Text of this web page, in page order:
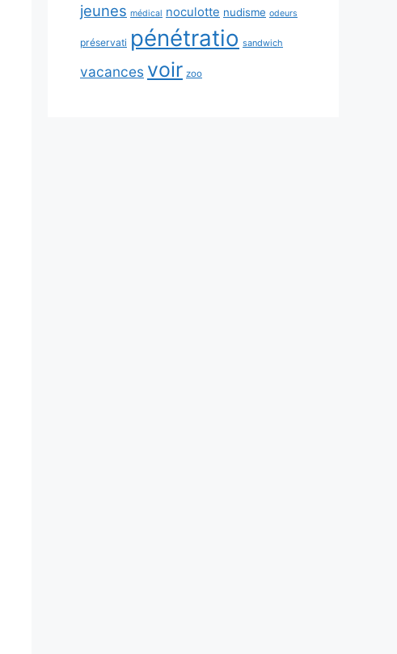
jeunes médical noculotte nudisme odeurs
préservati pénétratio sandwich
vacances voir zoo